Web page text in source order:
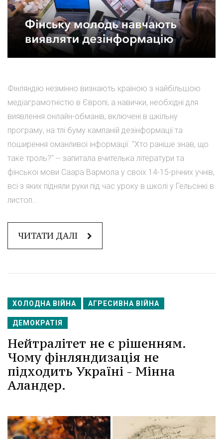
Фінляндію незмінно визнають країною з найбільшою
медіаграмотністю в Європі, а навички, необхідні для
виявлення онлайн-обманів, включені в шкільну
програму, на тлі буму кампаній дезінформації та
поширення оманливої інформації. "Хто раніше знав, що
таке троль?" -- запитала вчителька літератури та
фінської мови Саара Вармола у своїх 14-15-річних учнів,
всі з яких підняли руки під час уроку в школі у Гельсінкі в
листоп...
ЧИТАТИ ДАЛІ
ХОЛОДНА ВІЙНА АГРЕСИВНА ВІЙНА
ДЕМОКРАТІЯ
Нейтралітет не є рішенням.
Чому фінляндизація не
підходить Україні - Мінна
Аландер.